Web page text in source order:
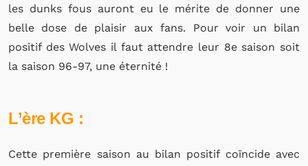
les dunks fous auront eu le mérite de donner une
belle dose de plaisir aux fans. Pour voir un bilan
positif des Wolves il faut attendre leur 8e saison soit
la saison 96-97, une éternité !
L’ère KG :
Cette première saison au bilan positif coïncide avec